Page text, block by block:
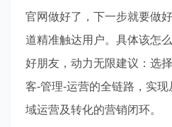
官网做好了，下一步就要做
道精准触达用户。具体该怎
好朋友，动力无限建议：选择
客-管理-运营的全链路，实
域运营及转化的营销闭环。